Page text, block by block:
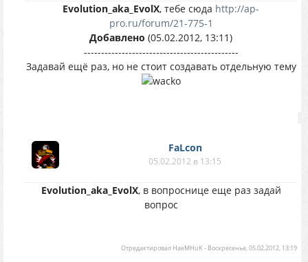
Evolution_aka_EvolX, тебе сюда http://ap-
pro.ru/forum/21-775-1
Добавлено (05.02.2012, 13:11)
---------------------------------------------
Задавай ещё раз, но не стоит создавать отдельную тему
FaLcon
05.02.2012 в 13:15
Evolution_aka_EvolX, в вопроснице еще раз задай
вопрос
Отредактировал HaeMHuK - Воскресенье, 05.02.2012, 13:19